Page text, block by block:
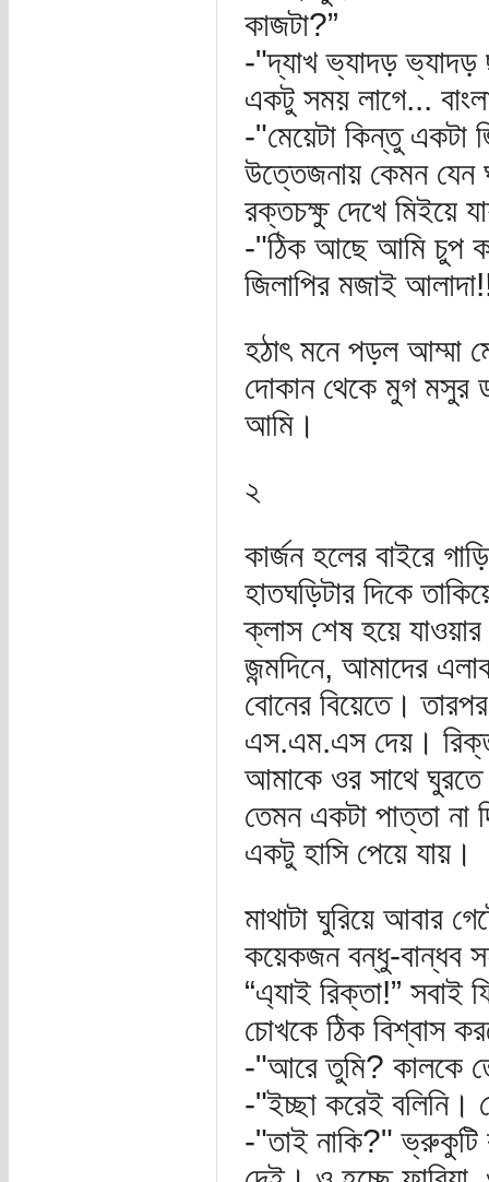
কাজটা?”
-"দ্যাখ ভ্যাদড়
একটু সময় লাগে...
-"মেয়েটা কিন্তু একটা
উত্তেজনায় কেমন
রক্তচক্ষু দেখে মিইয়ে
-"ঠিক আছে আমি চুপ
জিলাপির মজাই
হঠাৎ মনে পড়ল আম্মা
দোকান থেকে মুগ মসুর
আমি।
২
কার্জন হলের বাইরে
হাতঘড়িটার দিকে
ক্লাস শেষ হয়ে
জন্মদিনে, আমাদের
বোনের বিয়েতে।
এস.এম.এস দেয়।
আমাকে ওর সাথে ঘুরতে
তেমন একটা পাত্তা
একটু হাসি পেয়ে যায়।
মাথাটা ঘুরিয়ে আবার
কয়েকজন বন্ধু-বান্ধব
“এ্যাই রিক্তা!” সবাই
চোখকে ঠিক বিশ্বাস
-"আরে তুমি? কালকে
-"ইচ্ছা করেই বলিনি।
-"তাই নাকি?" ভ্রুকুটি